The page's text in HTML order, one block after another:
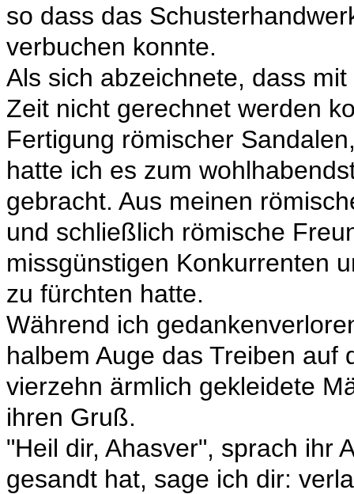
so dass das
verbuchen konnte.
Als sich abzeichnete, dass
Zeit nicht gerechnet werden
Fertigung römischer
hatte ich es zum
gebracht. Aus meinen
und schließlich römische
missgünstigen Konkurrenten
zu fürchten hatte.
Während ich
halbem Auge das Treiben
vierzehn ärmlich gekleidete
ihren Gruß.
"Heil dir, Ahasver", sprach ihr
gesandt hat, sage ich dir: